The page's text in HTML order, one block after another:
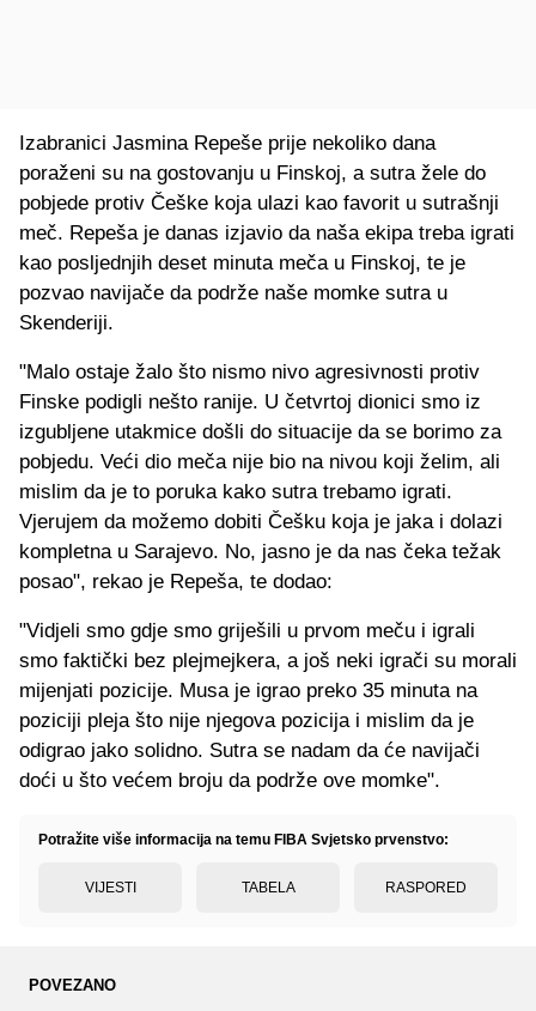
Izabranici Jasmina Repeše prije nekoliko dana
poraženi su na gostovanju u Finskoj, a sutra žele do
pobjede protiv Češke koja ulazi kao favorit u sutrašnji
meč. Repeša je danas izjavio da naša ekipa treba igrati
kao posljednjih deset minuta meča u Finskoj, te je
pozvao navijače da podrže naše momke sutra u
Skenderiji.
"Malo ostaje žalo što nismo nivo agresivnosti protiv
Finske podigli nešto ranije. U četvrtoj dionici smo iz
izgubljene utakmice došli do situacije da se borimo za
pobjedu. Veći dio meča nije bio na nivou koji želim, ali
mislim da je to poruka kako sutra trebamo igrati.
Vjerujem da možemo dobiti Češku koja je jaka i dolazi
kompletna u Sarajevo. No, jasno je da nas čeka težak
posao", rekao je Repeša, te dodao:
"Vidjeli smo gdje smo griješili u prvom meču i igrali
smo faktički bez plejmejkera, a još neki igrači su morali
mijenjati pozicije. Musa je igrao preko 35 minuta na
poziciji pleja što nije njegova pozicija i mislim da je
odigrao jako solidno. Sutra se nadam da će navijači
doći u što većem broju da podrže ove momke".
Potražite više informacija na temu FIBA Svjetsko prvenstvo:
VIJESTI TABELA RASPORED
POVEZANO